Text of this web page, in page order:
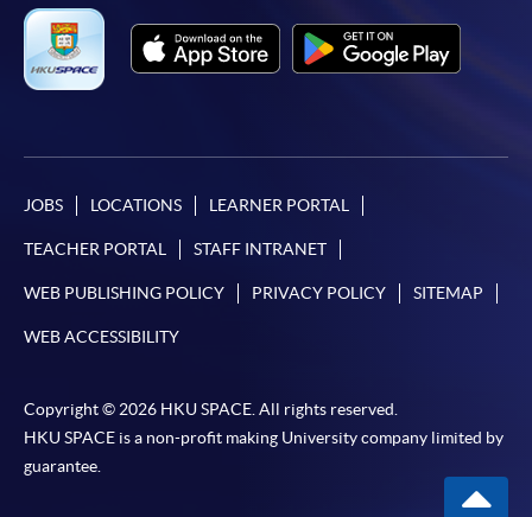
定繳費靈網上密碼。有關如何申請繳費靈戶口及密
碼，請瀏覽繳費靈網址
http://www.ppshk.com
Mastercard卡」）繳付學費。
*香港大學專業進修學院Mastercard卡
持有人如欲享用十個
月免息分期付款優惠，必須親臨本學院設有報名服務的教
如欲了解如何於網上報讀新課程及繳費，請瀏覽網上
-短期課程
JOBS LOCATIONS LEARNER PORTAL
TEACHER PORTAL STAFF INTRANET
WEB PUBLISHING POLICY PRIVACY POLICY SITEMAP
WEB ACCESSIBILITY
Copyright © 2026 HKU SPACE. All rights reserved.
HKU SPACE is a non-profit making University company limited by
guarantee.